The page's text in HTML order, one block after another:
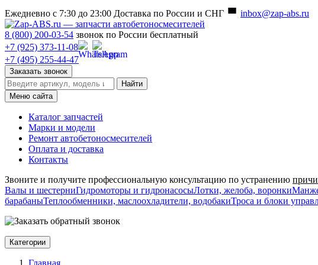
Ежедневно с 7:30 до 23:00 Доставка по России и СНГ inbox@zap-abs.ru
8 (800) 200-03-54 звонок по России бесплатный
+7 (925) 373-11-08
+7 (495) 255-44-47
Заказать звонок
Найти
Меню сайта
Каталог запчастей
Марки и модели
Ремонт автобетоносмесителей
Оплата и доставка
Контакты
Звоните и получите профессиональную консультацию по устранению
Валы и шестерниГидромоторы и гидронасосыЛотки, желоба, воронки
барабаныТеплообменники, маслоохладители, водобакиТроса и блоки
Категории
Главная